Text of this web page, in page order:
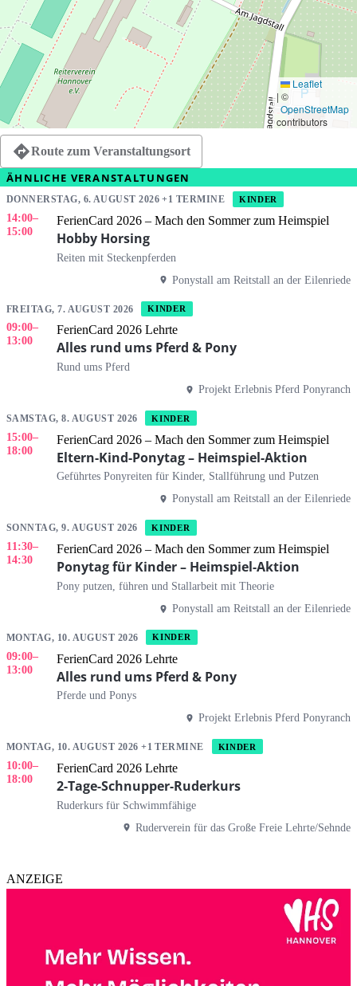
Leaflet
| ©
OpenStreetMap
contributors
Route zum Veranstaltungsort
ÄHNLICHE VERANSTALTUNGEN
DONNERSTAG, 6. AUGUST 2026 +1 TERMINE KINDER
14:00–
15:00
FerienCard 2026 – Mach den Sommer zum Heimspiel
Hobby Horsing
Reiten mit Steckenpferden
Ponystall am Reitstall an der Eilenriede
FREITAG, 7. AUGUST 2026 KINDER
09:00–
13:00
FerienCard 2026 Lehrte
Alles rund ums Pferd & Pony
Rund ums Pferd
Projekt Erlebnis Pferd Ponyranch
SAMSTAG, 8. AUGUST 2026 KINDER
15:00–
18:00
FerienCard 2026 – Mach den Sommer zum Heimspiel
Eltern-Kind-Ponytag – Heimspiel-Aktion
Geführtes Ponyreiten für Kinder, Stallführung und Putzen
Ponystall am Reitstall an der Eilenriede
SONNTAG, 9. AUGUST 2026 KINDER
11:30–
14:30
FerienCard 2026 – Mach den Sommer zum Heimspiel
Ponytag für Kinder – Heimspiel-Aktion
Pony putzen, führen und Stallarbeit mit Theorie
Ponystall am Reitstall an der Eilenriede
MONTAG, 10. AUGUST 2026 KINDER
09:00–
13:00
FerienCard 2026 Lehrte
Alles rund ums Pferd & Pony
Pferde und Ponys
Projekt Erlebnis Pferd Ponyranch
MONTAG, 10. AUGUST 2026 +1 TERMINE KINDER
10:00–
18:00
FerienCard 2026 Lehrte
2-Tage-Schnupper-Ruderkurs
Ruderkurs für Schwimmfähige
Ruderverein für das Große Freie Lehrte/Sehnde
ANZEIGE